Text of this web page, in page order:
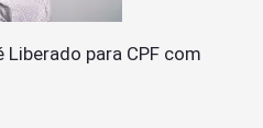
Liberado para CPF com